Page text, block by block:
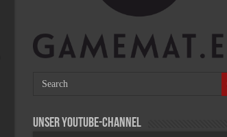
Unser Youtube-Channel